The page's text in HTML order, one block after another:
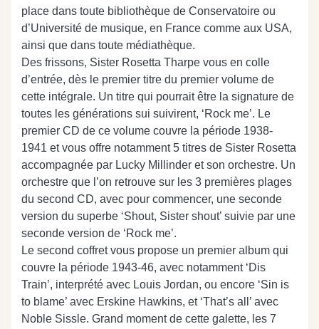
place dans toute bibliothèque de Conservatoire ou
d’Université de musique, en France comme aux USA,
ainsi que dans toute médiathèque.
Des frissons, Sister Rosetta Tharpe vous en colle
d’entrée, dès le premier titre du premier volume de
cette intégrale. Un titre qui pourrait être la signature de
toutes les générations sui suivirent, ‘Rock me’. Le
premier CD de ce volume couvre la période 1938-
1941 et vous offre notamment 5 titres de Sister Rosetta
accompagnée par Lucky Millinder et son orchestre. Un
orchestre que l’on retrouve sur les 3 premières plages
du second CD, avec pour commencer, une seconde
version du superbe ‘Shout, Sister shout’ suivie par une
seconde version de ‘Rock me’.
Le second coffret vous propose un premier album qui
couvre la période 1943-46, avec notamment ‘Dis
Train’, interprété avec Louis Jordan, ou encore ‘Sin is
to blame’ avec Erskine Hawkins, et ‘That’s all’ avec
Noble Sissle. Grand moment de cette galette, les 7